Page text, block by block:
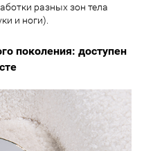
разных зон тела
и ноги).
поколения: доступен